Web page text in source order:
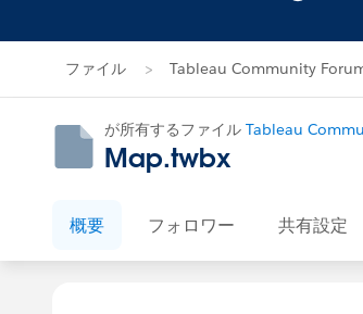
ファイル Tableau Community
が所有するファイル Tableau
Map.twbx
概要 フォロワー 共有設定